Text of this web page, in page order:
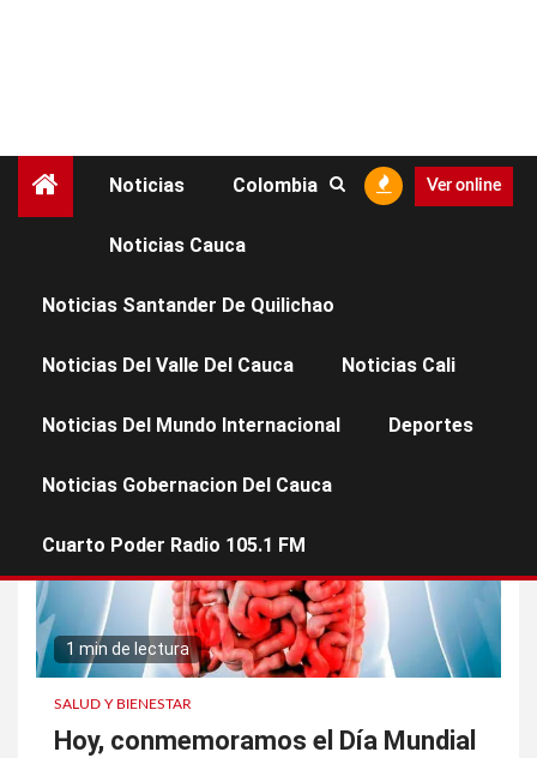
Noticias Colombia
Noticias Cauca
Noticias Santander De Quilichao
Noticias Del Valle Del Cauca Noticias Cali
Noticias Del Mundo Internacional Deportes
Noticias Gobernacion Del Cauca
Cuarto Poder Radio 105.1 FM
Ver online
1 min de lectura
SALUD Y BIENESTAR
Hoy, conmemoramos el Día Mundial